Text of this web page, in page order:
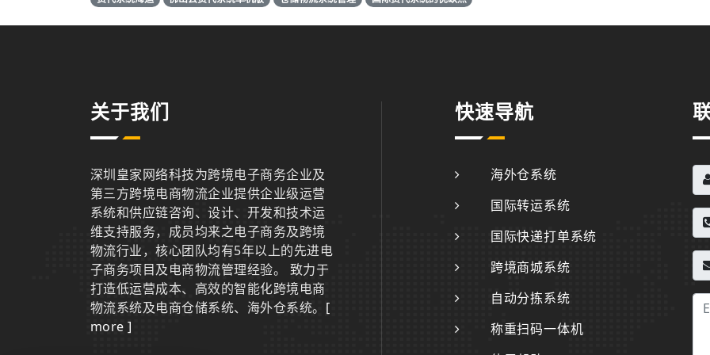
关于我们
深圳皇家网络科技为跨境电子商务企业及
第三方跨境电商物流企业提供企业级运营
系统和供应链咨询、设计、开发和技术运
维支持服务，成员均来之电子商务及跨境
物流行业，核心团队均有5年以上的先进电
子商务项目及电商物流管理经验。 致力于
打造低运营成本、高效的智能化跨境电商
物流系统及电商仓储系统、海外仓系统。 [
more ]
快速导航
海外仓系统
国际转运系统
国际快递打单系统
跨境商城系统
自动分拣系统
称重扫码一体机